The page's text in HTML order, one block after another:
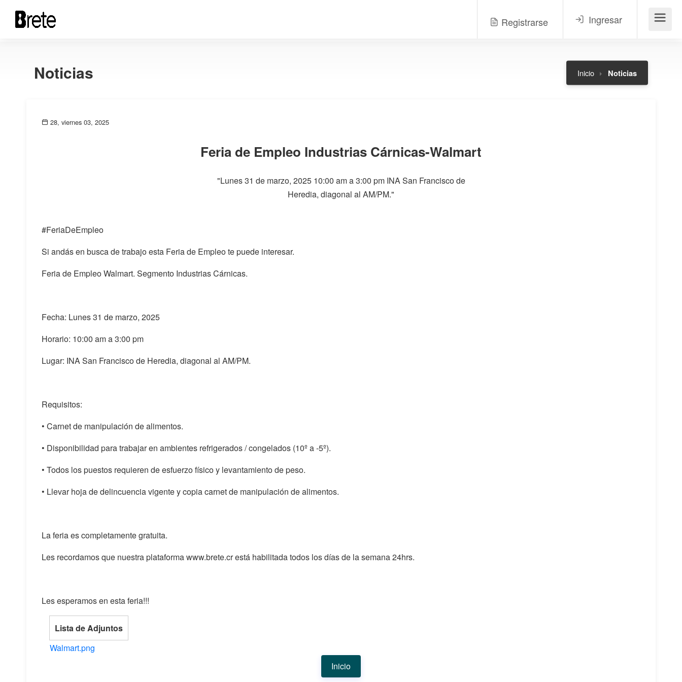
Registrarse Ingresar Menú
Noticias Inicio Noticias
28, viernes 03, 2025
Feria de Empleo Industrias Cárnicas-Walmart
"Lunes 31 de marzo, 2025 10:00 am a 3:00 pm INA San Francisco de
Heredia, diagonal al AM/PM."
#FeriaDeEmpleo
Si andás en busca de trabajo esta Feria de Empleo te puede interesar.
Feria de Empleo Walmart. Segmento Industrias Cárnicas.
Fecha: Lunes 31 de marzo, 2025
Horario: 10:00 am a 3:00 pm
Lugar: INA San Francisco de Heredia, diagonal al AM/PM.
Requisitos:
• Carnet de manipulación de alimentos.
• Disponibilidad para trabajar en ambientes refrigerados / congelados (10º a -5º).
• Todos los puestos requieren de esfuerzo físico y levantamiento de peso.
• Llevar hoja de delincuencia vigente y copia carnet de manipulación de alimentos.
La feria es completamente gratuita.
Les recordamos que nuestra plataforma www.brete.cr está habilitada todos los días de la semana 24hrs.
Les esperamos en esta feria!!!
Lista de Adjuntos
Walmart.png
Inicio